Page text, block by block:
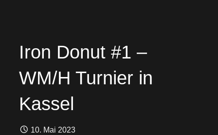
Iron Donut #1 –
WM/H Turnier in
Kassel
10. Mai 2023